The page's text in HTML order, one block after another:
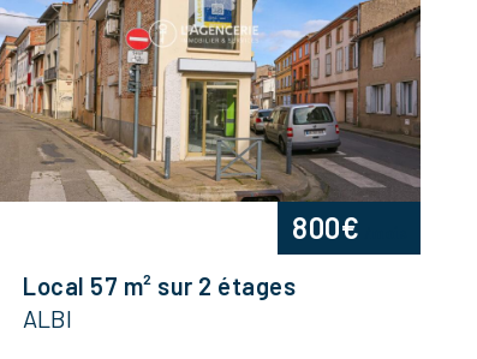
Local 57 m² sur 2 étages
ALBI
800€